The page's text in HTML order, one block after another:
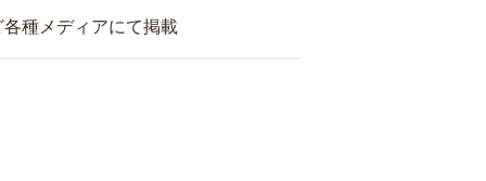
種メディアにて掲載